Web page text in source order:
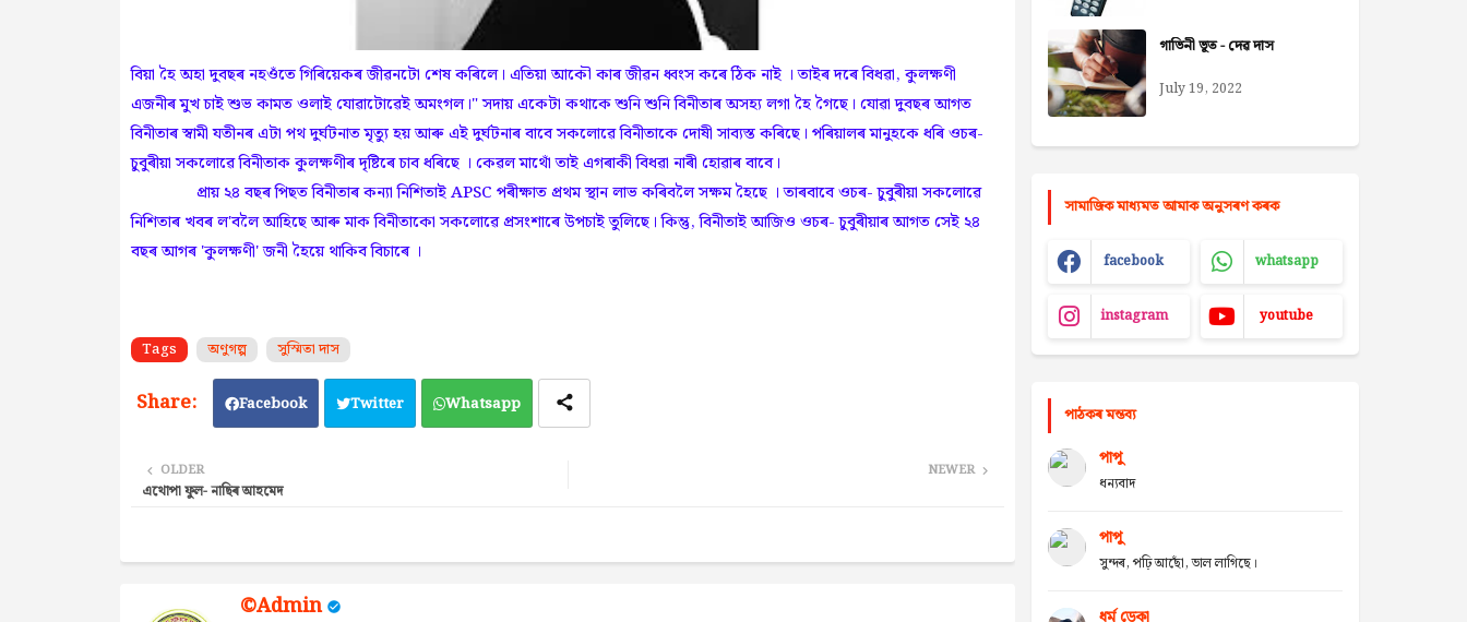
বিয়া হৈ অহা দুবছৰ নহওঁতে গিৰিয়েকৰ জীৱনটো শেষ কৰিলে। এতিয়া আকৌ কাৰ জীৱন ধ্বংস কৰে ঠিক নাই । তাইৰ দৰে বিধৱা, কুলক্ষণী
এজনীৰ মুখ চাই শুভ কামত ওলাই যোৱাটোৱেই অমংগল।" সদায় একেটা কথাকে শুনি শুনি বিনীতাৰ অসহ্য লগা হৈ গৈছে। যোৱা দুবছৰ আগত
বিনীতাৰ স্বামী যতীনৰ এটা পথ দুৰ্ঘটনাত মৃত্যু হয় আৰু এই দুৰ্ঘটনাৰ বাবে সকলোৱে বিনীতাকে দোষী সাব্যস্ত কৰিছে। পৰিয়ালৰ মানুহকে ধৰি ওচৰ-
চুবুৰীয়া সকলোৱে বিনীতাক কুলক্ষণীৰ দৃষ্টিৰে চাব ধৰিছে । কেৱল মাথোঁ তাই এগৰাকী বিধৱা নাৰী হোৱাৰ বাবে।
প্ৰায় ২৪ বছৰ পিছত বিনীতাৰ কন্যা নিশিতাই APSC পৰীক্ষাত প্ৰথম স্থান লাভ কৰিবলৈ সক্ষম হৈছে । তাৰবাবে ওচৰ- চুবুৰীয়া সকলোৱে
নিশিতাৰ খবৰ ল'বলৈ আহিছে আৰু মাক বিনীতাকো সকলোৱে প্ৰসংশাৰে উপচাই তুলিছে। কিন্তু, বিনীতাই আজিও ওচৰ- চুবুৰীয়াৰ আগত সেই ২৪
বছৰ আগৰ 'কুলক্ষণী' জনী হৈয়ে থাকিব বিচাৰে ।
Tags অণুগল্প সুস্মিতা দাস
Facebook Twitter Whatsapp
NEWER
OLDER
এথোপা ফুল- নাছিৰ আহমেদ
©Admin
গাভিনী ভূত - দেৱ দাস
July 19, 2022
সামাজিক মাধ্যমত আমাক অনুসৰণ কৰক
facebook whatsapp
instagram youtube
পাঠকৰ মন্তব্য
পাপু
ধন্যবাদ
পাপু
সুন্দৰ, পঢ়ি আছোঁ, ভাল লাগিছে।